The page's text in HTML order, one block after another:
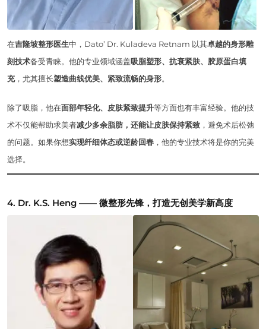
在吉隆坡整形医生中，Dato’ Dr. Kuladeva Retnam 以其卓越的身形雕
刻技术备受青睐。他的专业领域涵盖吸脂塑形、抗衰紧肤、胶原蛋白填
充，尤其擅长塑造曲线优美、紧致流畅的身形。
除了吸脂，他在面部年轻化、皮肤紧致提升等方面也有丰富经验。他的技
术不仅能帮助求美者减少多余脂肪，还能让皮肤保持紧致 ，避免术后松弛
的问题。如果你想实现纤细体态或逆龄回春 ，他的专业技术将是你的完美
选择。
4. Dr. K.S. Heng —— 微整形先锋，打造无创美学新高度